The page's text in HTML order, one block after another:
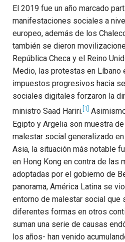
El 2019 fue un año marcado
manifestaciones sociales a
europeo, además de los
también se dieron
República Checa y el Reino
Medio, las protestas en Líbano
impuestos progresivos hacia
sociales digitales forzaron la
ministro Saad Hariri. [1]
Egipto y Argelia son muestra
malestar social generalizado
Asia, la situación más notable
en Hong Kong en contra de las
adoptadas por el gobierno de
panorama, América Latina se
entorno de malestar social que
diferentes formas en otros
suman una serie de causas
los años- han venido